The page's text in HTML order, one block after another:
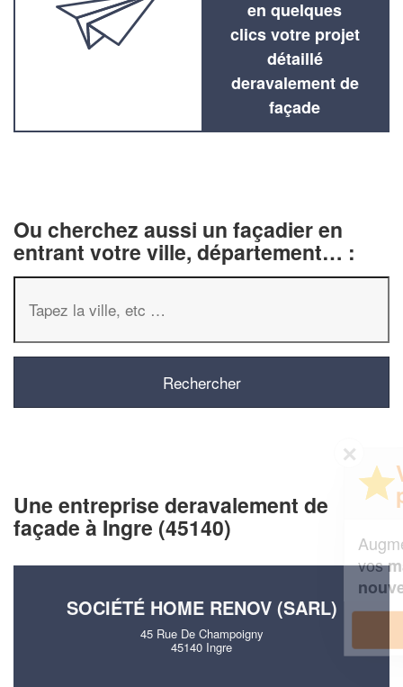
en quelques
clics votre projet
détaillé
deravalement de
façade
Ou cherchez aussi un façadier en
entrant votre ville, département… :
Une entreprise deravalement de
façade à Ingre (45140)
SOCIÉTÉ HOME RENOV (SARL)
45 Rue De Champoigny
45140 Ingre
professionnel ?
Augmentez votre chiffre d'affaireset
vosmargestout en gagnant de
En savoir plus